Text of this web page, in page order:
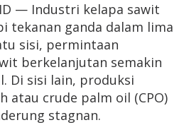
— Industri kelapa sawit
tekanan ganda dalam lima
sisi, permintaan
berkelanjutan semakin
Di sisi lain, produksi
atau crude palm oil (CPO)
stagnan.